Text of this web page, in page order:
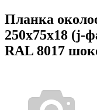
Планка
250х75х18 (j-
RAL 8017